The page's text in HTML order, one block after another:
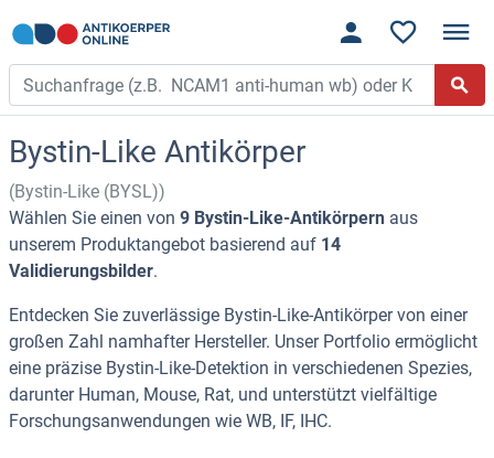
Bystin-Like Antikörper
(Bystin-Like (BYSL))
Wählen Sie einen von 9 Bystin-Like-Antikörpern aus
unserem Produktangebot basierend auf 14
Validierungsbilder.
Entdecken Sie zuverlässige Bystin-Like-Antikörper von einer
großen Zahl namhafter Hersteller. Unser Portfolio ermöglicht
eine präzise Bystin-Like-Detektion in verschiedenen Spezies,
darunter Human, Mouse, Rat, und unterstützt vielfältige
Forschungsanwendungen wie WB, IF, IHC.